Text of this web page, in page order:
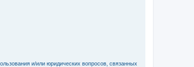
и/или юридических вопросов, связанных